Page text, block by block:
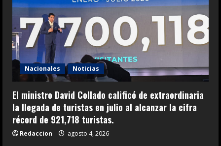
Nacionales Noticias
El ministro David Collado calificó de extraordinaria
la llegada de turistas en julio al alcanzar la cifra
récord de 921,718 turistas.
Redaccion agosto 4, 2026